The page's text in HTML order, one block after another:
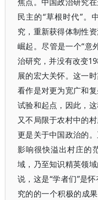
民主的“草根时代”。
究，重新获得体制性
崛起。尽管是一个“意
治研究，并没有改变
展的宏大关怀。这一
看作是对更为宽广和
试验和起点，因此，
又不局限于农村中的
更是关于中国政治的
影响很快溢出村庄的
域，乃至知识精英领
说，这是“学者们”是
究的的一个积极的成